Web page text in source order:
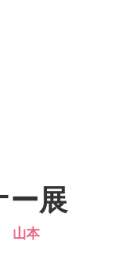
ー展
山本